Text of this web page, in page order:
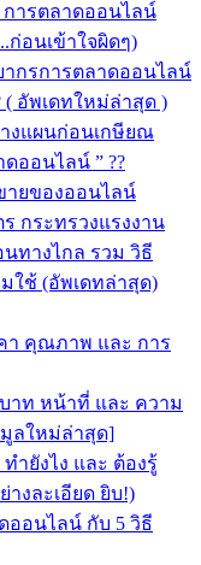
ารตลาดออนไลน์
ก่อนเข้าใจผิดๆ)
กรการตลาดออนไลน์
( อัพเดทใหม่ล่าสุด )
งแผนก่อนเกษียณ
ดออนไลน์ ” ??
ายของออนไลน์
กระทรวงแรงงาน
นทางไกล รวม วิธี
ใช้ (อัพเดทล่าสุด)
า คุณภาพ และ การ
าท หน้าที่ และ ความ
ลใหม่ล่าสุด]
ำยังไง และ ต้องรู้
างละเอียด ยิบ!)
ออนไลน์ กับ 5 วิธี